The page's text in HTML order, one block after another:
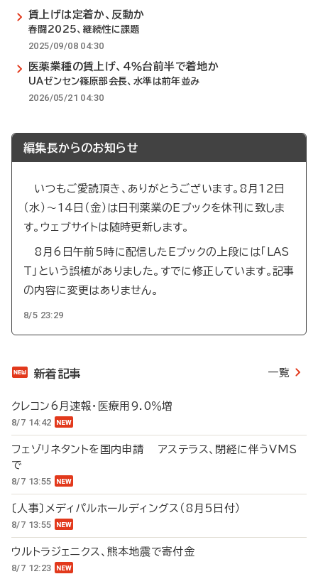
賃上げは定着か、反動か
春闘2025、継続性に課題
2025/09/08 04:30
医薬業種の賃上げ、4％台前半で着地か
UAゼンセン篠原部会長、水準は前年並み
2026/05/21 04:30
編集長からのお知らせ
いつもご愛読頂き、ありがとうございます。8月12日
（水）～14日（金）は日刊薬業のEブックを休刊に致しま
す。ウェブサイトは随時更新します。
8月6日午前5時に配信したEブックの上段には「LAS
T」という誤植がありました。すでに修正しています。記事
の内容に変更はありません。
8/5 23:29
新着記事 一覧
クレコン6月速報・医療用9.0％増
8/7 14:42
フェゾリネタントを国内申請 アステラス、閉経に伴うVMS
で
8/7 13:55
〔人事〕メディパルホールディングス（8月5日付）
8/7 13:55
ウルトラジェニクス、熊本地震で寄付金
8/7 12:23